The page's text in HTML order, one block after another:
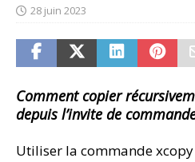
28 juin 2023
Comment copier
depuis l’invite de
Utiliser la commande